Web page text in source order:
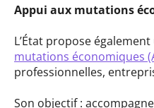
Appui aux mutations
L’État propose également
mutations économiques
professionnelles,
Son objectif :